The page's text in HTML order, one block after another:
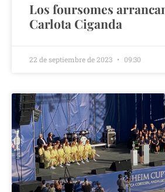
Los foursomes
Carlota Ciganda
22 de septiembre de 2023 09:30